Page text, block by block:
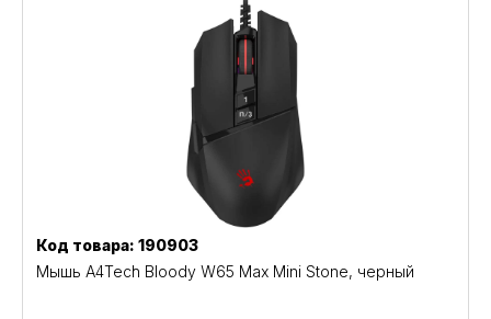
Код товара: 190903
Мышь A4Tech Bloody W65 Max Mini Stone, черный